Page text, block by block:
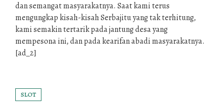
dan semangat masyarakatnya. Saat kami terus
mengungkap kisah-kisah Serbajitu yang tak terhitung,
kami semakin tertarik pada jantung desa yang
mempesona ini, dan pada kearifan abadi masyarakatnya.
[ad_2]
SLOT